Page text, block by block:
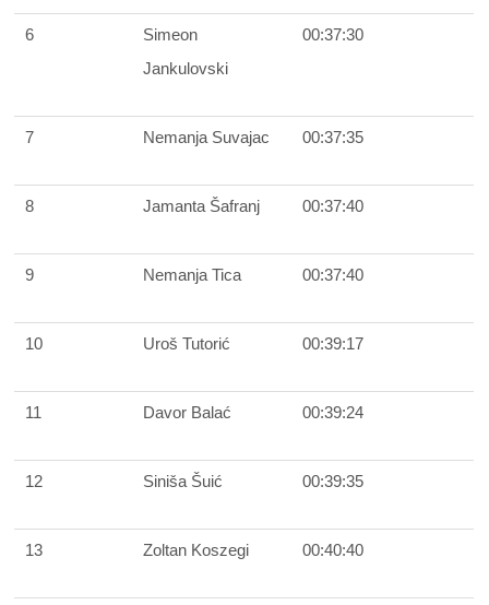
6
Simeon
Jankulovski
00:37:30
7 Nemanja Suvajac 00:37:35
8 Jamanta Šafranj 00:37:40
9 Nemanja Tica 00:37:40
10 Uroš Tutorić 00:39:17
11 Davor Balać 00:39:24
12 Siniša Šuić 00:39:35
13 Zoltan Koszegi 00:40:40